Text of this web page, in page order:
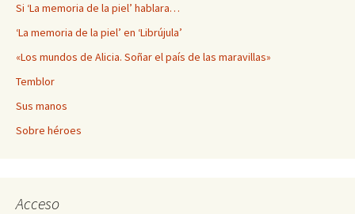
Si ‘La memoria de la piel’ hablara…
‘La memoria de la piel’ en ‘Librújula’
«Los mundos de Alicia. Soñar el país de las maravillas»
Temblor
Sus manos
Sobre héroes
Acceso